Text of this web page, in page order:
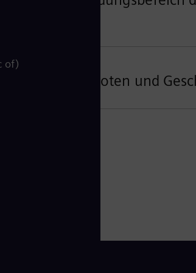
Angeboten und
of)